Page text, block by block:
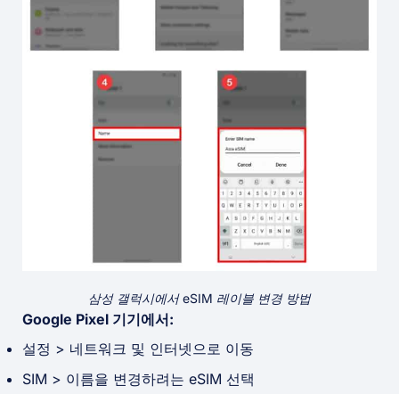
삼성 갤럭시에서 eSIM 레이블 변경 방법
Google Pixel 기기에서:
설정 > 네트워크 및 인터넷으로 이동
SIM > 이름을 변경하려는 eSIM 선택